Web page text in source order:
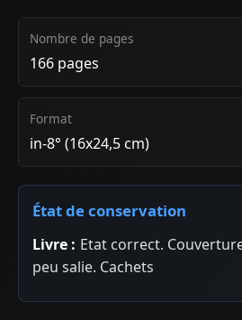
Nombre de pages
166 pages
Format
in-8° (16x24,5 cm)
État de conservation
Livre : Etat correct.
peu salie. Cachets